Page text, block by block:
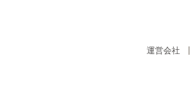
運営会社